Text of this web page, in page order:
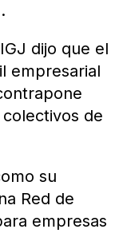
dijo que el
empresarial
de
su
Red de
empresas